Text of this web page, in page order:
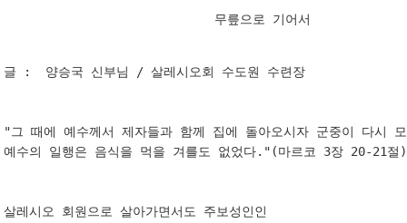
무릎으로 기어서
글 :  양승국 신부님 / 살레시오회 수도원 수련장
"그 때에 예수께서 제자들과 함께 집에 돌아오시자 군중이 다시
예수의 일행은 음식을 먹을 겨를도 없었다."(마르코 3장 20-21
살레시오 회원으로 살아가면서도 주보성인인